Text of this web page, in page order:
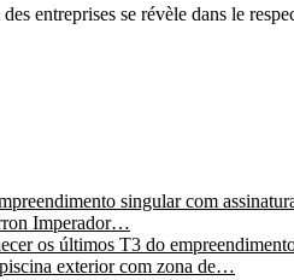
entreprises se révèle dans le